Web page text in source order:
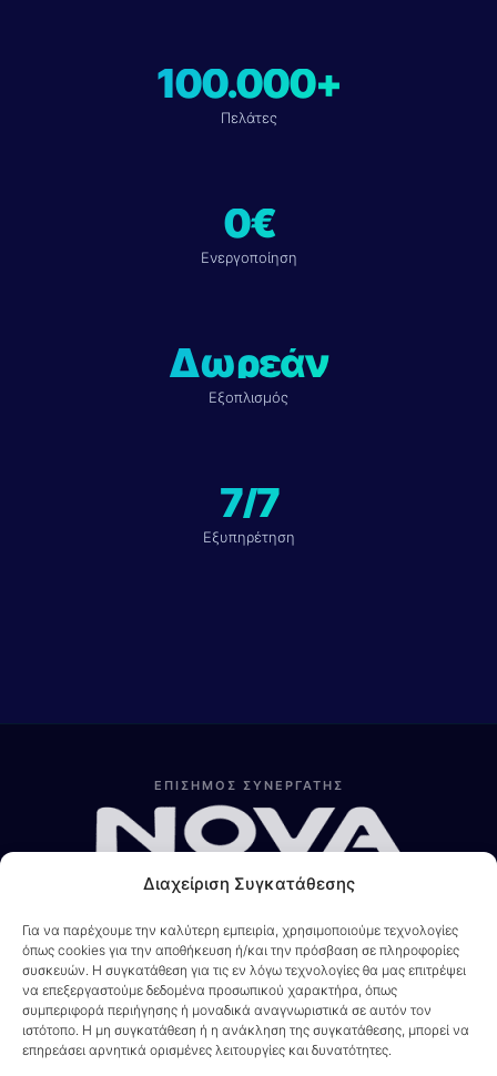
Διαχείριση Συγκατάθεσης
Για να παρέχουμε την καλύτερη εμπειρία, χρησιμοποιούμε τεχνολογίες
όπως cookies για την αποθήκευση ή/και την πρόσβαση σε πληροφορίες
συσκευών. Η συγκατάθεση για τις εν λόγω τεχνολογίες θα μας επιτρέψει
να επεξεργαστούμε δεδομένα προσωπικού χαρακτήρα, όπως
συμπεριφορά περιήγησης ή μοναδικά αναγνωριστικά σε αυτόν τον
ιστότοπο. Η μη συγκατάθεση ή η ανάκληση της συγκατάθεσης, μπορεί να
επηρεάσει αρνητικά ορισμένες λειτουργίες και δυνατότητες.
100.000+
Πελάτες
0€
Ενεργοποίηση
Δωρεάν
Εξοπλισμός
7/7
Εξυπηρέτηση
ΕΠΙΣΗΜΟΣ ΣΥΝΕΡΓΑΤΗΣ
ΣΥΣΤΗΣΕ ΤΟΝ ΦΙΛΟ ΣΟΥ ΕΡΓΑΣΤΕΙΤΕ ΜΑΖΙ ΜΑΣ
ΔΙΑΓΩΝΙΣΜΟΙ
Online — Line4you